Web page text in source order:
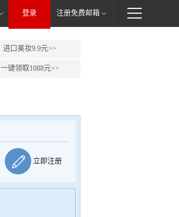
登录 注册免费邮箱
进口美妆9.9元>>
一键领取1088元>>
立即注册